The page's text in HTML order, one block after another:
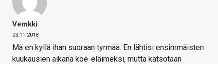
Vemkki
23.11.2018
Mä en kyllä ihan suoraan tyrmää. En lähtisi ensimmäisten
kuukausien aikana koe-eläimeksi, mutta katsotaan